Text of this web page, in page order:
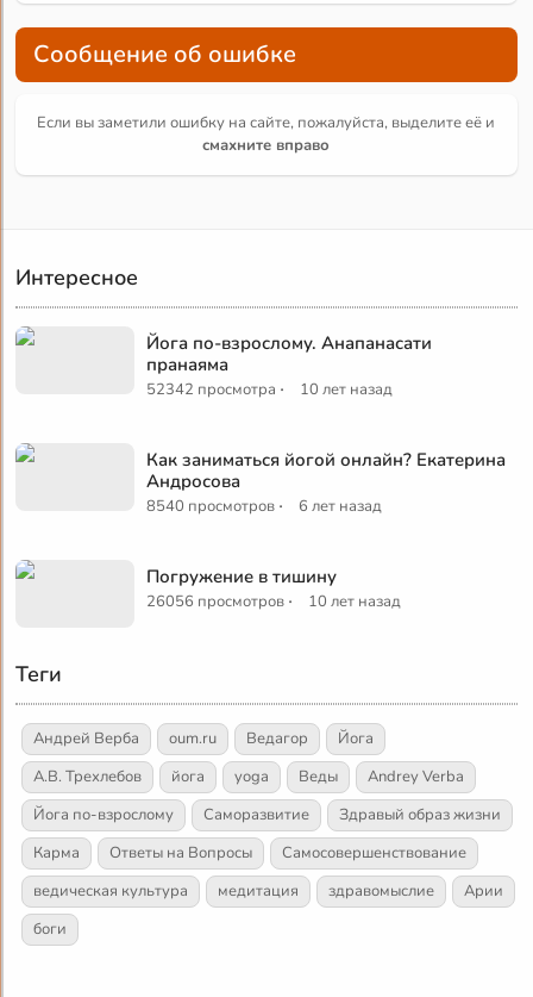
Сообщение об ошибке
Если вы заметили ошибку на сайте, пожалуйста, выделите её и
смахните вправо
Интересное
Йога по-взрослому. Анапанасати
пранаяма
52342 просмотра · 10 лет назад
Как заниматься йогой онлайн? Екатерина
Андросова
8540 просмотров · 6 лет назад
Погружение в тишину
26056 просмотров · 10 лет назад
Теги
Андрей Верба oum.ru Ведагор
Йога
А.В. Трехлебов
йога yoga Веды
Andrey Verba
Йога по-взрослому
Саморазвитие
Здравый образ жизни
Карма
Ответы на Вопросы
Самосовершенствование
ведическая культура
медитация здравомыслие
Арии
боги